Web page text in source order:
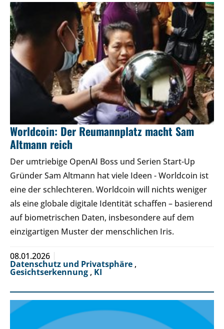
Worldcoin: Der Reumannplatz macht Sam
Altmann reich
Der umtriebige OpenAI Boss und Serien Start-Up
Gründer Sam Altmann hat viele Ideen - Worldcoin ist
eine der schlechteren. Worldcoin will nichts weniger
als eine globale digitale Identität schaffen – basierend
auf biometrischen Daten, insbesondere auf dem
einzigartigen Muster der menschlichen Iris.
08.01.2026
Datenschutz und Privatsphäre ,
Gesichtserkennung , KI